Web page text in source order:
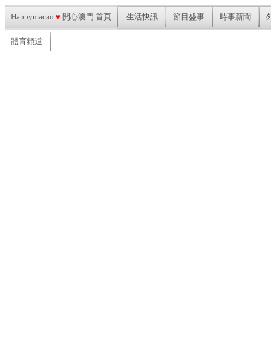
Happymacao ♥ 開心澳門 首頁 生活快訊 節目盛事 時事新聞
體育頻道